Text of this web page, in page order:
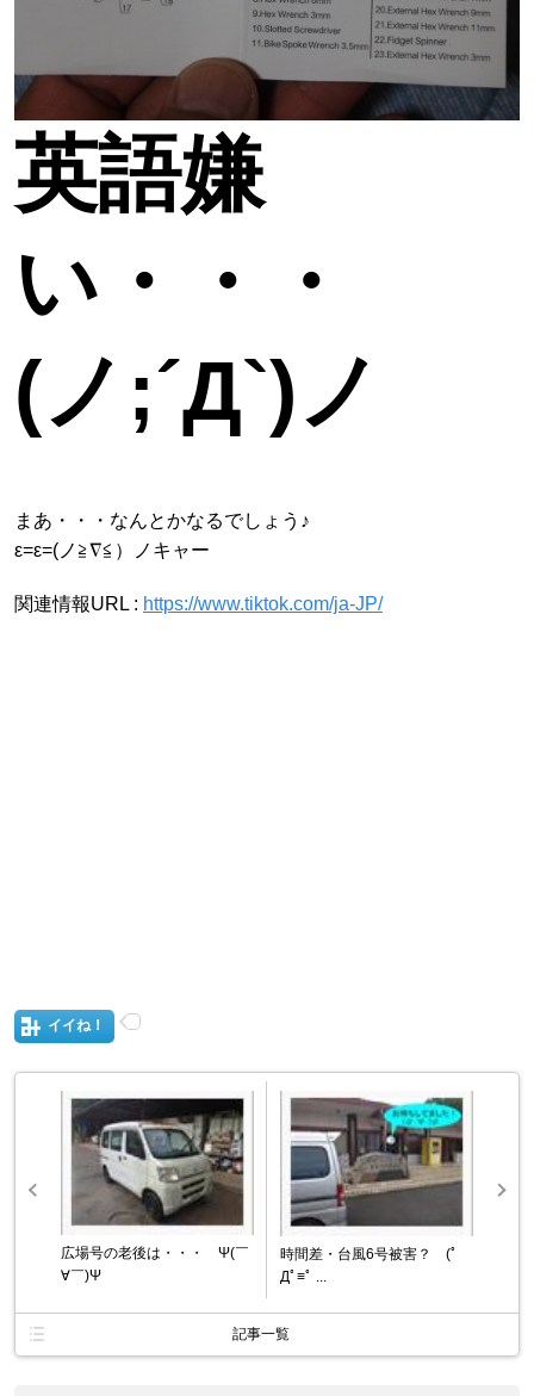
英語嫌
い・・・
(ノ;´Д`)ノ
まあ・・・なんとかなるでしょう♪
ε=ε=(ノ≧∇≦）ノキャー
関連情報URL : https://www.tiktok.com/ja-JP/
イイね！
広場号の老後は・・・ Ψ(￣
∀￣)Ψ
時間差・台風6号被害？ (ﾟ
Дﾟ≡ﾟ ...
記事一覧